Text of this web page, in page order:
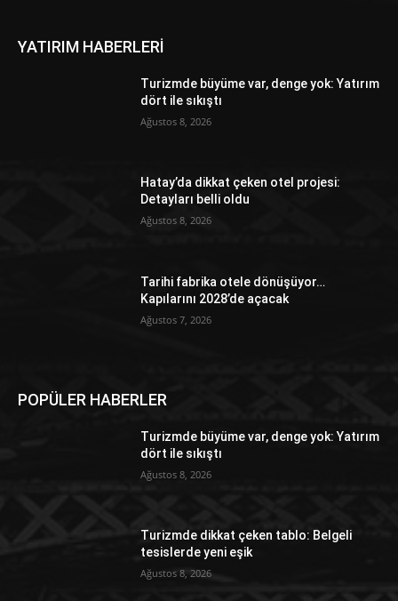
YATIRIM HABERLERİ
Turizmde büyüme var, denge yok: Yatırım
dört ile sıkıştı
Ağustos 8, 2026
Hatay’da dikkat çeken otel projesi:
Detayları belli oldu
Ağustos 8, 2026
Tarihi fabrika otele dönüşüyor…
Kapılarını 2028’de açacak
Ağustos 7, 2026
POPÜLER HABERLER
Turizmde büyüme var, denge yok: Yatırım
dört ile sıkıştı
Ağustos 8, 2026
Turizmde dikkat çeken tablo: Belgeli
tesislerde yeni eşik
Ağustos 8, 2026